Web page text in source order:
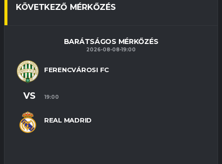
KÖVETKEZŐ MÉRKŐZÉS
BARÁTSÁGOS MÉRKŐZÉS
2026-08-08-19:00
FERENCVÁROSI FC
REAL MADRID
VS 19:00